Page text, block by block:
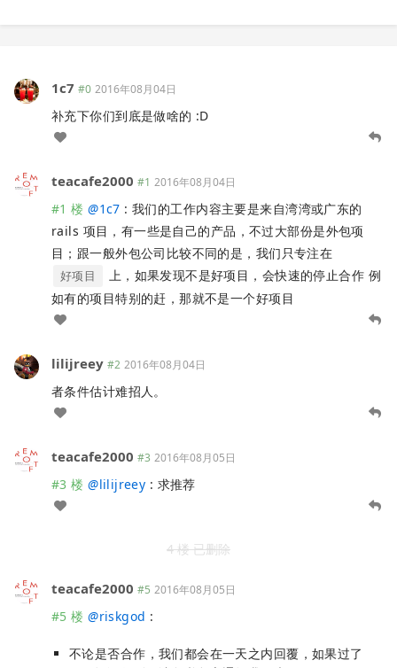
1c7 #0 2016年08月04日
补充下你们到底是做啥的 :D
teacafe2000 #1 2016年08月04日
#1 楼 @1c7 : 我们的工作内容主要是来自湾湾或广东的
rails 项目，有一些是自己的产品，不过大部份是外包项
目；跟一般外包公司比较不同的是，我们只专注在
好项目
上，如果发现不是好项目，会快速的停止合作 例
如有的项目特别的赶，那就不是一个好项目
lilijreey #2 2016年08月04日
者条件估计难招人。
teacafe2000 #3 2016年08月05日
#3 楼 @lilijreey : 求推荐
4 楼 已删除
teacafe2000 #5 2016年08月05日
#5 楼 @riskgod :
不论是否合作，我们都会在一天之内回覆，如果过了